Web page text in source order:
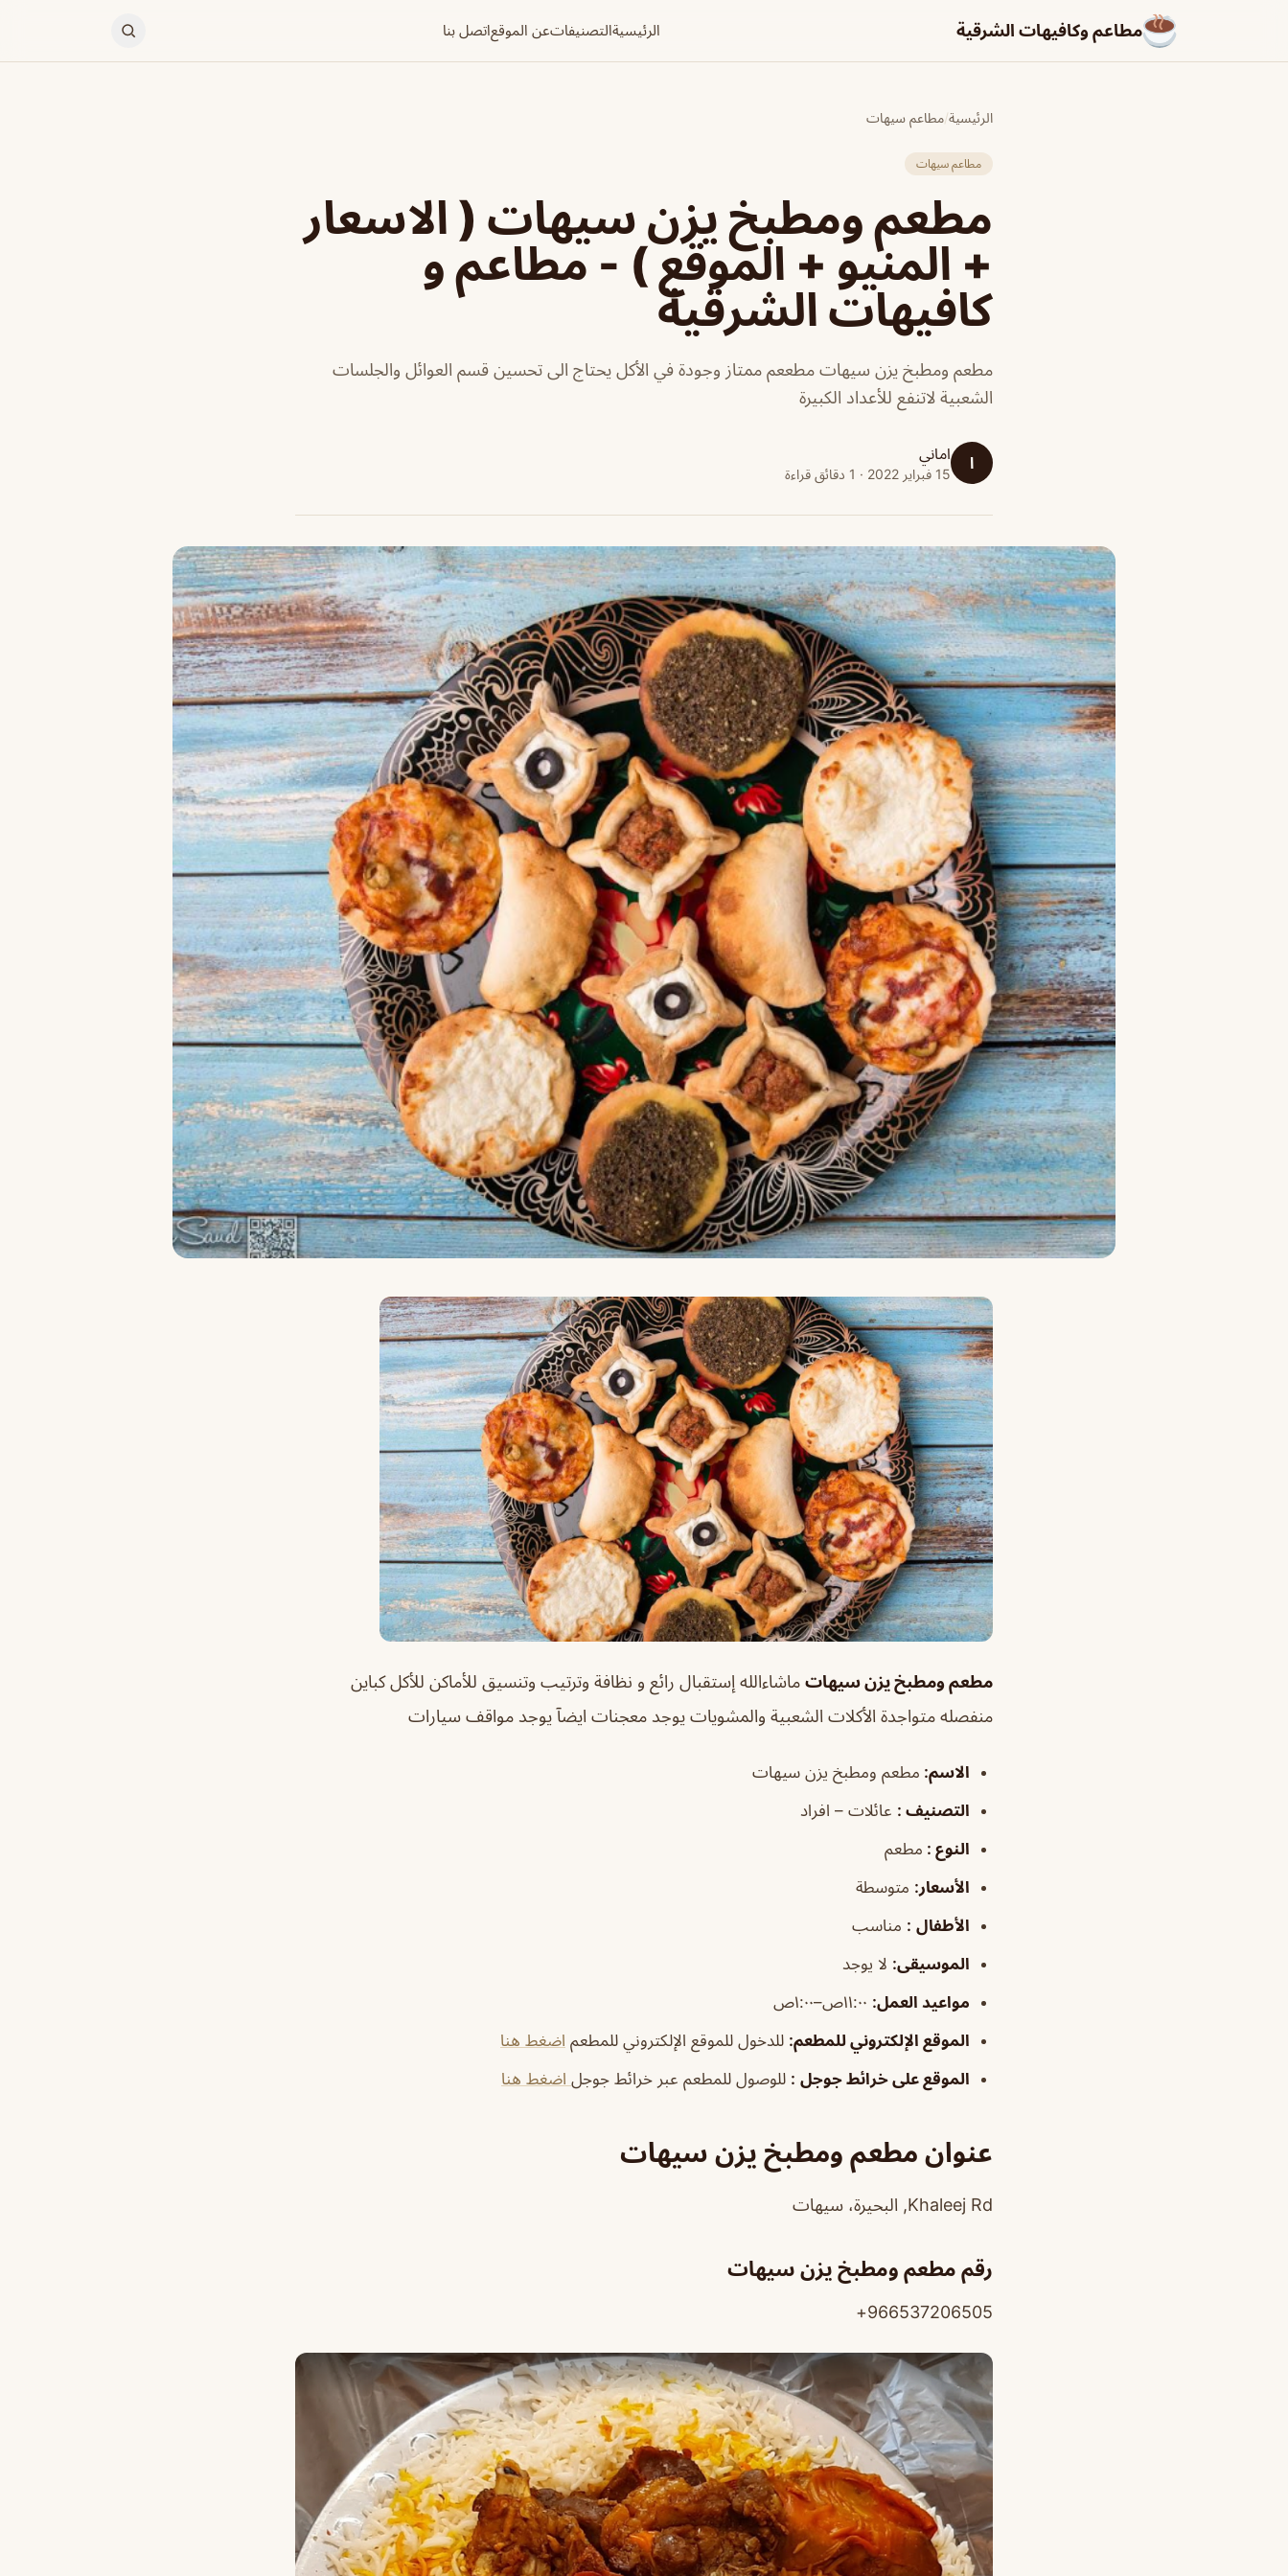
مطاعم وكافيهات الشرقية الرئيسيةالتصنيفاتعن الموقعاتصل بنا
الرئيسية/مطاعم سيهات
مطاعم سيهات
مطعم ومطبخ يزن سيهات ( الاسعار
+ المنيو + الموقع ) - مطاعم و
كافيهات الشرقية
مطعم ومطبخ يزن سيهات مطععم ممتاز وجودة في الأكل يحتاج الى تحسين قسم العوائل والجلسات
الشعبية لاتنفع للأعداد الكبيرة
ا اماني
15 فبراير 2022 · 1 دقائق قراءة
مطعم ومطبخ يزن سيهات ماشاءالله إستقبال رائع و نظافة وترتيب وتنسيق للأماكن للأكل كباين
منفصله متواجدة الأكلات الشعبية والمشويات يوجد معجنات ايضآ يوجد مواقف سيارات
الاسم: مطعم ومطبخ يزن سيهات
التصنيف : عائلات – افراد
النوع : مطعم
الأسعار: متوسطة
الأطفال : مناسب
الموسيقى: لا يوجد
مواعيد العمل:
الموقع الإلكتروني للمطعم: للدخول للموقع الإلكتروني للمطعم اضغط هنا
الموقع على خرائط جوجل : للوصول للمطعم عبر خرائط جوجل اضغط هنا
عنوان مطعم ومطبخ يزن سيهات
Khaleej Rd, البحيرة، سيهات
رقم مطعم ومطبخ يزن سيهات
966537206505+